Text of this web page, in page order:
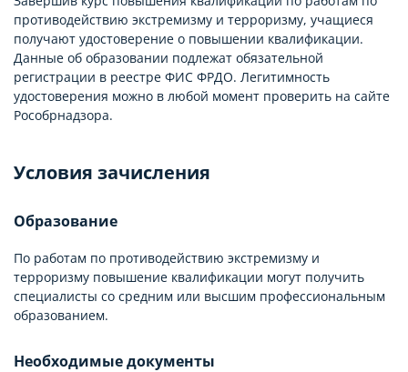
противодействию экстремизму и терроризму, учащиеся
получают удостоверение о повышении квалификации.
Данные об образовании подлежат обязательной
регистрации в реестре ФИС ФРДО. Легитимность
удостоверения можно в любой момент проверить на сайте
Рособрнадзора.
Условия зачисления
Образование
По работам по противодействию экстремизму и
терроризму повышение квалификации могут получить
специалисты со средним или высшим профессиональным
образованием.
Необходимые документы